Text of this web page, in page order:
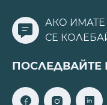
АКО
СЕ
ПОСЛЕДВАЙТЕ